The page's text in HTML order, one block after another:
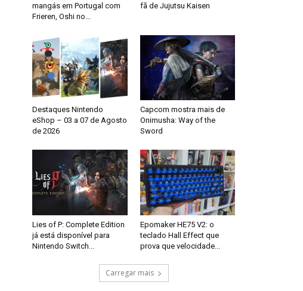
mangás em Portugal com
Frieren, Oshi no...
fã de Jujutsu Kaisen
Destaques Nintendo
eShop – 03 a 07 de Agosto
de 2026
Capcom mostra mais de
Onimusha: Way of the
Sword
Lies of P: Complete Edition
já está disponível para
Nintendo Switch...
Epomaker HE75 V2: o
teclado Hall Effect que
prova que velocidade...
Carregar mais